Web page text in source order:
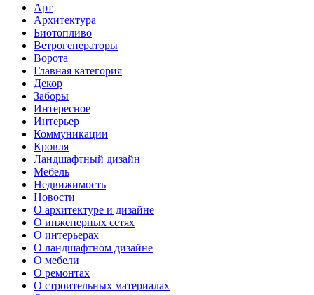
Арт
Архитектура
Биотопливо
Ветрогенераторы
Ворота
Главная категория
Декор
Заборы
Интересное
Интерьер
Коммуникации
Кровля
Ландшафтный дизайн
Мебель
Недвижимость
Новости
О архитектуре и дизайне
О инженерных сетях
О интерьерах
О ландшафтном дизайне
О мебели
О ремонтах
О строительных материалах